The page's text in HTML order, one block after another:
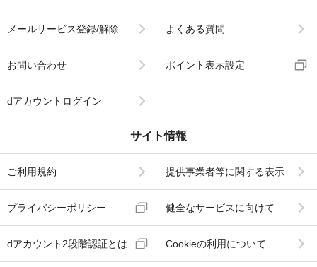
メールサービス登録/解除 よくある質問
お問い合わせ ポイント表示設定
dアカウントログイン
サイト情報
ご利用規約 提供事業者等に関する表示
プライバシーポリシー 健全なサービスに向けて
dアカウント2段階認証とは Cookieの利用について